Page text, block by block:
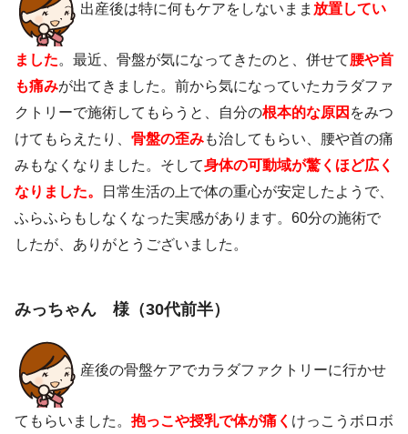
出産後は特に何もケアをしないまま 放置してい
ました。最近、骨盤が気になってきたのと、併せて腰や首
も痛みが出てきました。前から気になっていたカラダファ
クトリーで施術してもらうと、自分の根本的な原因 をみつ
けてもらえたり、 骨盤の歪みも治してもらい、腰や首の痛
みもなくなりました。そして身体の可動域が驚くほど広く
なりました。
日常生活の上で体の重心が安定したようで、
ふらふらもしなくなった実感があります。60分の施術で
したが、ありがとうございました。
みっちゃん 様（30代前半）
産後の骨盤ケアでカラダファクトリーに行かせ
てもらいました。 抱っこや授乳で体が痛く けっこうボロボ